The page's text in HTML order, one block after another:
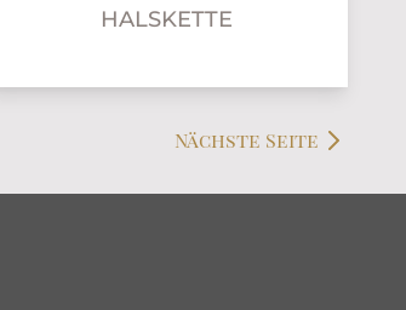
HALSKETTE
Nächste Seite